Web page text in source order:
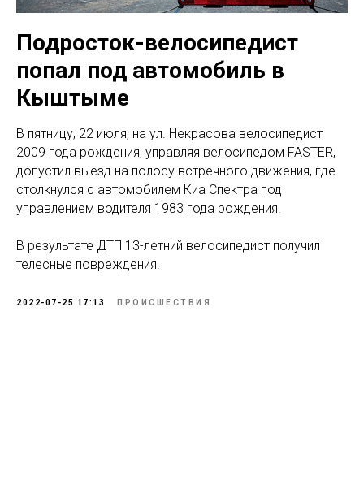
Подросток-велосипедист
попал под автомобиль в
Кыштыме
В пятницу, 22 июля, на ул. Некрасова велосипедист
2009 года рождения, управляя велосипедом FASTER,
допустил выезд на полосу встречного движения, где
столкнулся с автомобилем Киа Спектра под
управлением водителя 1983 года рождения.
В результате ДТП 13-летний велосипедист получил
телесные повреждения.
2022-07-25 17:13 ПРОИСШЕСТВИЯ